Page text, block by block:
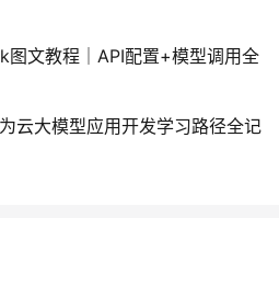
文教程｜API配置+模型调用全
云大模型应用开发学习路径全记